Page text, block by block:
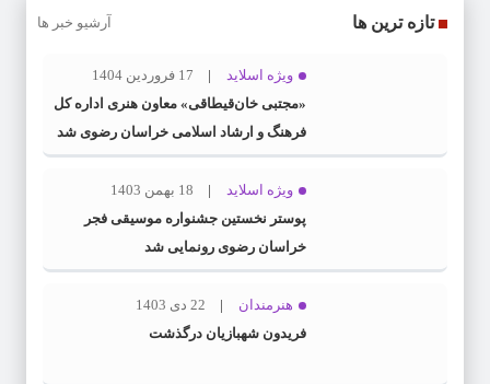
تازه ترین ها آرشیو خبر ها
ویژه اسلاید
17 فروردین 1404
«مجتبی خان‌قیطاقی» معاون هنری اداره کل
فرهنگ و ارشاد اسلامی خراسان رضوی شد
ویژه اسلاید
18 بهمن 1403
پوستر نخستین جشنواره موسیقی فجر
خراسان رضوی رونمایی شد
هنرمندان
22 دی 1403
فریدون شهبازیان درگذشت